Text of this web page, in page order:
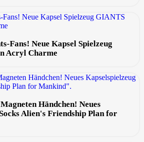
Fans! Neue Kapsel Spielzeug
Acryl Charme
Händchen! Neues
Alien's Friendship Plan for